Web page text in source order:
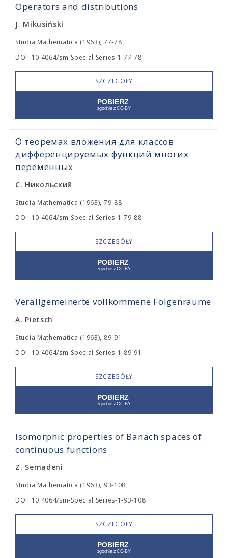
Operators and distributions
J. Mikusiński
Studia Mathematica (1963), 77-78
DOI: 10.4064/sm-Special Series-1-77-78
SZCZEGÓŁY
О теоремах вложения для классов
дифференцируемых функций многих
переменных
С. Никольский
Studia Mathematica (1963), 79-88
DOI: 10.4064/sm-Special Series-1-79-88
SZCZEGÓŁY
Verallgemeinerte vollkommene Folgenräume
A. Pietsch
Studia Mathematica (1963), 89-91
DOI: 10.4064/sm-Special Series-1-89-91
SZCZEGÓŁY
Isomorphic properties of Banach spaces of
continuous functions
Z. Semadeni
Studia Mathematica (1963), 93-108
DOI: 10.4064/sm-Special Series-1-93-108
SZCZEGÓŁY